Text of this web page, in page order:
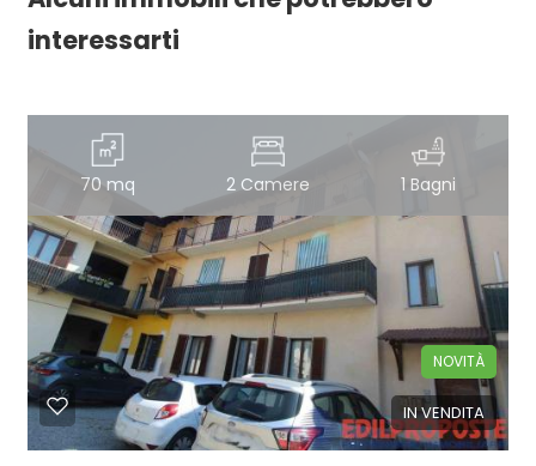
interessarti
70 mq 2 Camere 1 Bagni
IN VENDITA
NOVITÀ